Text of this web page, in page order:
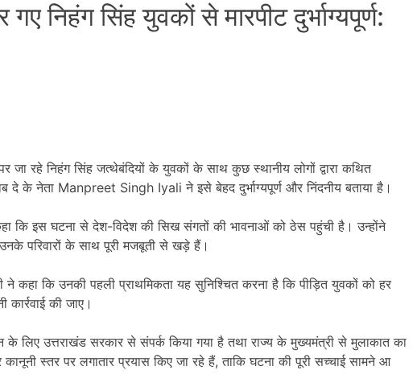
निहंग सिंह युवकों से मारपीट दुर्भाग्यपूर्ण:
जा रहे निहंग सिंह जत्थेबंदियों के युवकों के साथ कुछ स्थानीय लोगों द्वारा कथित
दे के नेता Manpreet Singh Iyali ने इसे बेहद दुर्भाग्यपूर्ण और निंदनीय बताया है।
कि इस घटना से देश-विदेश की सिख संगतों की भावनाओं को ठेस पहुंची है। उन्होंने
परिवारों के साथ पूरी मजबूती से खड़े हैं।
कहा कि उनकी पहली प्राथमिकता यह सुनिश्चित करना है कि पीड़ित युवकों को हर
की जाए।
के लिए उत्तराखंड सरकार से संपर्क किया गया है तथा राज्य के मुख्यमंत्री से मुलाकात का
स्तर पर लगातार प्रयास किए जा रहे हैं, ताकि घटना की पूरी सच्चाई सामने आ